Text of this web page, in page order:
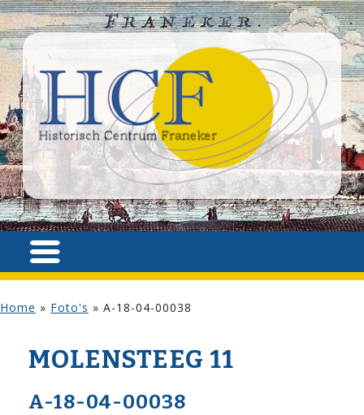
Home » Foto's » A-18-04-00038
MOLENSTEEG 11
A-18-04-00038